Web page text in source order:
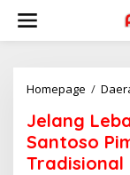
konten
Homepage /
Jelang
Santoso
Tradisional